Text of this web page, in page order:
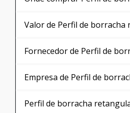
Perfil de silicone
Conhecendo o perfil de
primordialmente da areia
de processos rigorosos,
produto de alta qualidade,
pode ser empregado para